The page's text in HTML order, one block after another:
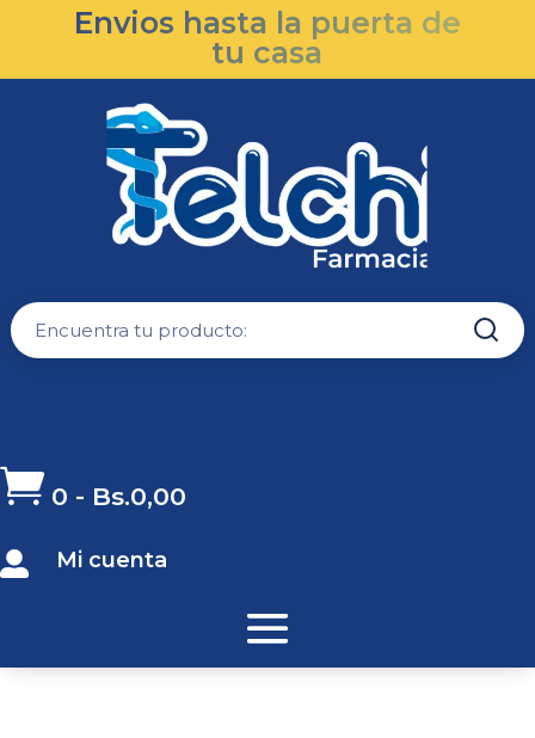
Envios hasta la puerta de
tu casa
 0 - Bs.0,00
 Mi cuenta